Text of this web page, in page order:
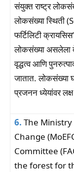
संयुक्त राष्ट्र
लोकसंख्या स्थिती
फर्टिलिटी
लोकसंख्या असलेला
वृद्धत्व आणि
जातात. लोकसंख्या
प्रजनन ध्येयांवर
6. The
Change
Committee
the forest for